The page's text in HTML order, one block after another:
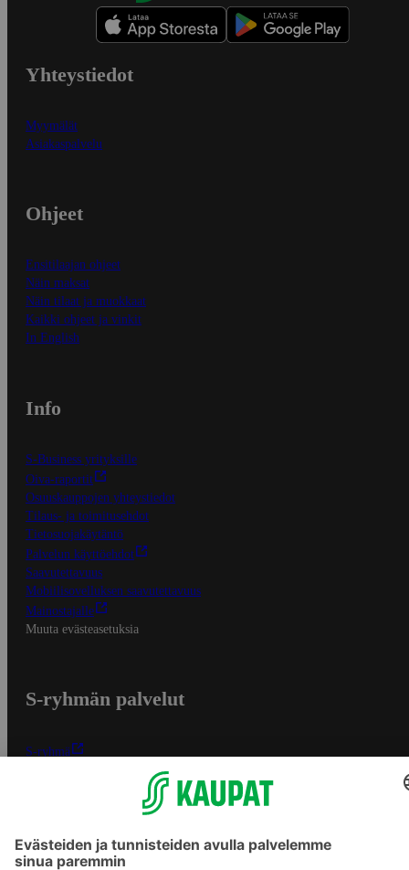
Yhteystiedot
Myymälät
Asiakaspalvelu
Ohjeet
Ensitilaajan ohjeet
Näin maksat
Näin tilaat ja muokkaat
Kaikki ohjeet ja vinkit
In English
Info
S-Business yrityksille
Oiva-raportit
Osuuskauppojen yhteystiedot
Tilaus- ja toimitusehdot
Tietosuojakäytäntö
Palvelun käyttöehdot
Saavutettavuus
Mobiilisovelluksen saavutettavuus
Mainostajalle
Muuta evästeasetuksia
S-ryhmän palvelut
S-ryhmä
Yhteishyvä Ruoka -sovellus
Sokos.fi